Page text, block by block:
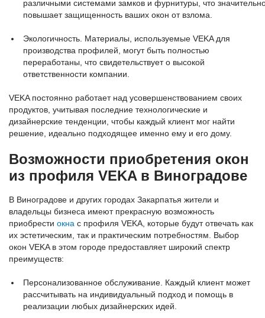
различными системами замков и фурнитуры, что
повышает защищенность ваших окон от взлома.
Экологичность. Материалы, используемые VEKA для
производства профилей, могут быть полностью
переработаны, что свидетельствует о высокой
ответственности компании.
VEKA постоянно работает над усовершенствованием своих
продуктов, учитывая последние технологические и
дизайнерские тенденции, чтобы каждый клиент мог найти
решение, идеально подходящее именно ему и его дому.
Возможности приобретения окон
из профиля VEKA в Виноградове
В Виноградове и других городах Закарпатья жители и
владельцы бизнеса имеют прекрасную возможность
приобрести окна с профиля VEKA, которые будут отвечать как
их эстетическим, так и практическим потребностям. Выбор
окон VEKA в этом городе предоставляет широкий спектр
преимуществ:
Персонализованное обслуживание. Каждый клиент может
рассчитывать на индивидуальный подход и помощь в
реализации любых дизайнерских идей.